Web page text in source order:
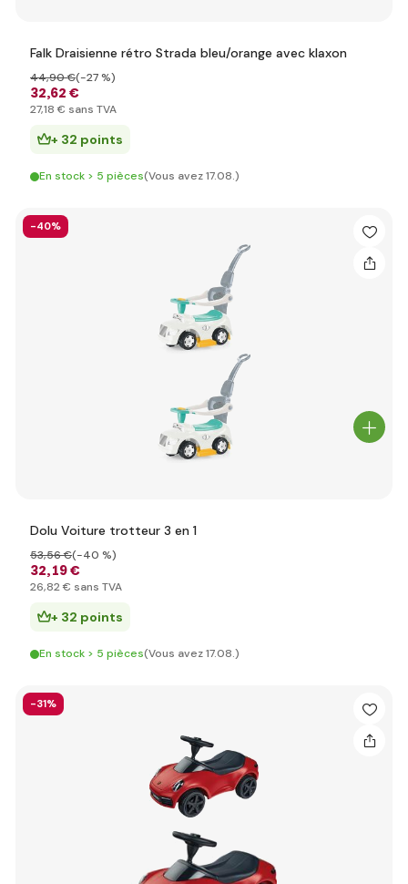
Falk Draisienne rétro Strada bleu/orange avec klaxon
32,62 €
44,90 €(-27 %)
27,18 € sans TVA
+ 32 points
En stock > 5 pièces(Vous avez 17.08.)
-40%
Dolu Voiture trotteur 3 en 1
32,19 €
53,56 €(-40 %)
26,82 € sans TVA
+ 32 points
En stock > 5 pièces(Vous avez 17.08.)
-31%